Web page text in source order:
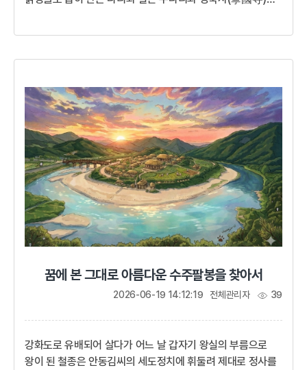
끝까지 충성하라!원으로부터 독립된 고려를 꿈꾸던 군주고려
말 혼란스러운 국내외 정세 가운데 왕위를 이어받은 공민왕은
젊은 패기와 새로...
꿈에 본 그대로 아름다운 수주팔봉을 찾아서
전체관리자 39
강화도로 유배되어 살다가 어느 날 갑자기 왕실의 부름으로
왕이 된 철종은 안동김씨의 세도정치에 휘둘려 제대로 정사를
2026-06-19 14:12:19